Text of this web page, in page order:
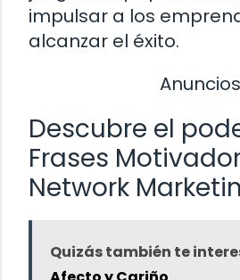
impulsar a los
alcanzar el éxito.
Anuncios
Descubre el
Frases
Network
Quizás también te